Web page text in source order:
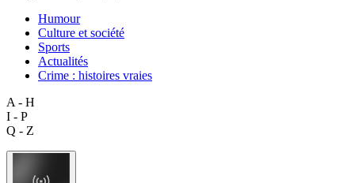
Humour
Culture et société
Sports
Actualités
Crime : histoires vraies
A - H
I - P
Q - Z